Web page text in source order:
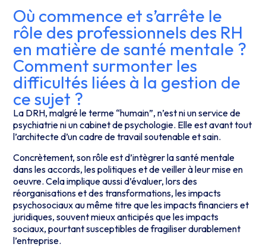
Où commence et s’arrête le
rôle des professionnels des RH
en matière de santé mentale ?
Comment surmonter les
difficultés liées à la gestion de
ce sujet ?
La DRH, malgré le terme “humain”, n’est ni un service de
psychiatrie ni un cabinet de psychologie. Elle est avant tout
l’architecte d’un cadre de travail soutenable et sain.
Concrètement, son rôle est d’intègrer la santé mentale
dans les accords, les politiques et de veiller à leur mise en
oeuvre. Cela implique aussi d’évaluer, lors des
réorganisations et des transformations, les impacts
psychosociaux au même titre que les impacts financiers et
juridiques, souvent mieux anticipés que les impacts
sociaux, pourtant susceptibles de fragiliser durablement
l’entreprise.